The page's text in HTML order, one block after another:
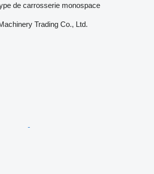
de carrosserie monospace
Trading Co., Ltd.